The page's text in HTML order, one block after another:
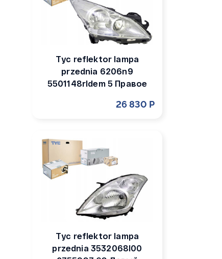
Tyc reflektor lampa
przednia 6206n9
5501148rldem 5 Правое
26 830 Р
Tyc reflektor lampa
przednia 3532068l00